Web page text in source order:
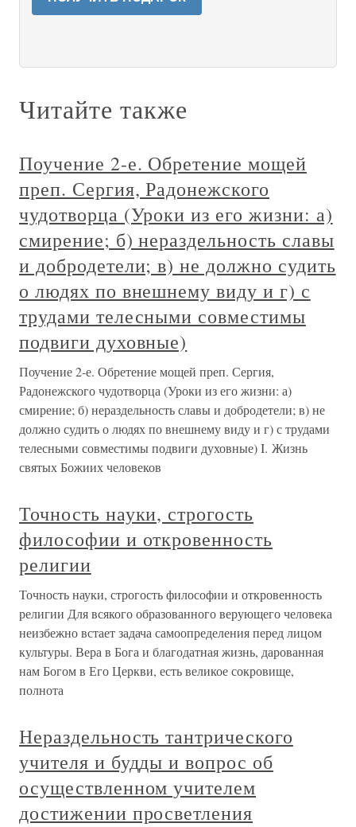
Читайте также
Поучение 2-е. Обретение мощей
преп. Сергия, Радонежского
чудотворца (Уроки из его жизни: а)
смирение; б) нераздельность славы
и добродетели; в) не должно судить
о людях по внешнему виду и г) с
трудами телесными совместимы
подвиги духовные)
Поучение 2-е. Обретение мощей преп. Сергия,
Радонежского чудотворца (Уроки из его жизни: а)
смирение; б) нераздельность славы и добродетели; в) не
должно судить о людях по внешнему виду и г) с трудами
телесными совместимы подвиги духовные) I. Жизнь
святых Божиих человеков
Точность науки, строгость
философии и откровенность
религии
Точность науки, строгость философии и откровенность
религии Для всякого образованного верующего человека
неизбежно встает задача самоопределения перед лицом
культуры. Вера в Бога и благодатная жизнь, дарованная
нам Богом в Его Церкви, есть великое сокровище,
полнота
Нераздельность тантрического
учителя и будды и вопрос об
осуществленном учителем
достижении просветления